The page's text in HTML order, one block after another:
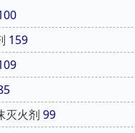
159
灭火剂 99